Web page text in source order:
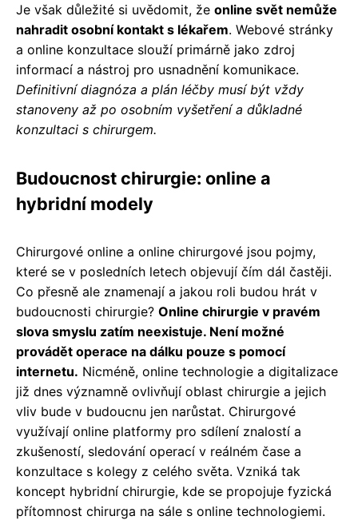
Je však důležité si uvědomit, že online svět nemůže
nahradit osobní kontakt s lékařem. Webové stránky
a online konzultace slouží primárně jako zdroj
informací a nástroj pro usnadnění komunikace.
Definitivní diagnóza a plán léčby musí být vždy
stanoveny až po osobním vyšetření a důkladné
konzultaci s chirurgem.
Budoucnost chirurgie: online a
hybridní modely
Chirurgové online a online chirurgové jsou pojmy,
které se v posledních letech objevují čím dál častěji.
Co přesně ale znamenají a jakou roli budou hrát v
budoucnosti chirurgie? Online chirurgie v pravém
slova smyslu zatím neexistuje. Není možné
provádět operace na dálku pouze s pomocí
internetu. Nicméně, online technologie a digitalizace
již dnes významně ovlivňují oblast chirurgie a jejich
vliv bude v budoucnu jen narůstat. Chirurgové
využívají online platformy pro sdílení znalostí a
zkušeností, sledování operací v reálném čase a
konzultace s kolegy z celého světa. Vzniká tak
koncept hybridní chirurgie, kde se propojuje fyzická
přítomnost chirurga na sále s online technologiemi.